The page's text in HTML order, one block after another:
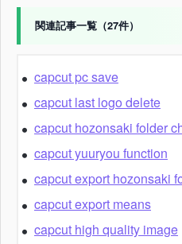
関連記事一覧（27件）
capcut pc save
capcut last logo delete
capcut hozonsaki folder
capcut yuuryou function
capcut export hozonsaki
capcut export means
capcut high quality image